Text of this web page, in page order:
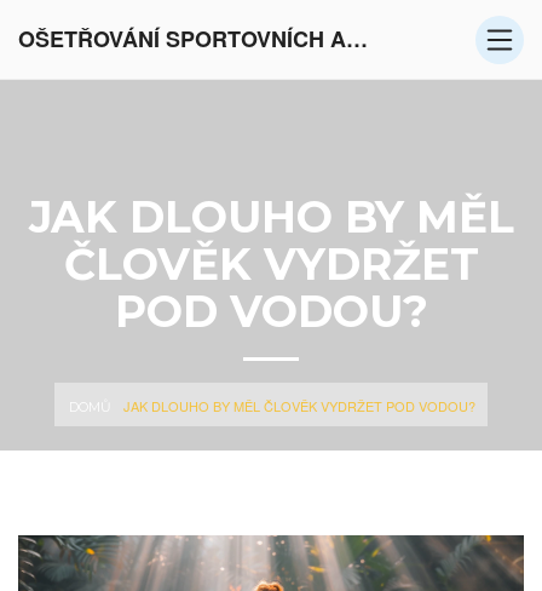
OŠETŘOVÁNÍ SPORTOVNÍCH AKTIVIT V EVROPĚ
JAK DLOUHO BY MĚL
ČLOVĚK VYDRŽET
POD VODOU?
DOMŮ JAK DLOUHO BY MĚL ČLOVĚK VYDRŽET POD VODOU?